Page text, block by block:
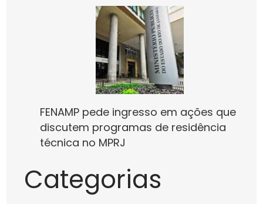
FENAMP pede ingresso em ações que
discutem programas de residência
técnica no MPRJ
Categorias